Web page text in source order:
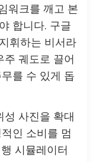
워크를 깨고 본
합니다. 구글
휘하는 비서라
주 궤도로 끌어
를 수 있게 돕
성 사진을 확대
인 소비를 멈
시뮬레이터